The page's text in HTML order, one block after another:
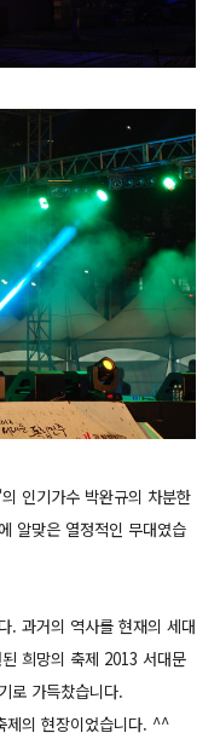
인기가수 박완규의 차분한
알맞은 열정적인 무대였습
. 과거의 역사를 현재의 세대
희망의 축제 2013 서대문
로 가득찼습니다.
제의 현장이었습니다. ^^